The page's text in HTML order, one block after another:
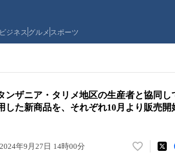
ビジネス グルメ スポーツ
ンザニア・タリメ地区の生産者と協同し
した新商品を、それぞれ10月より販売開
2024年9月27日 14時00分
い